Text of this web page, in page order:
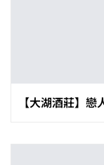
【大湖酒莊】